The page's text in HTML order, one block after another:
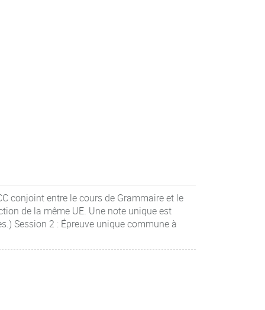
conjoint entre le cours de Grammaire et le
de la même UE. Une note unique est
Session 2 : Épreuve unique commune à